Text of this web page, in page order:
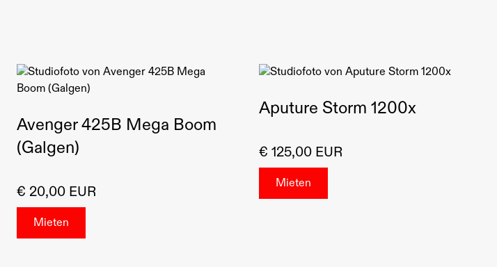
Avenger 425B Mega Boom
(Galgen)
€ 20,00 EUR
Aputure Storm 1200x
€ 125,00 EUR